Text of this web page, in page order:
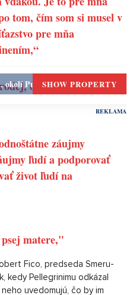
v prvom či druhom kole
Schuster v rozhodujúcom
Len pre porovnanie
triumf v roku 2004 len 1 079
% 1 240 047 hlasov, čo
kolách stačilo na
po triumfe vo voľbách
emócie.
chcú mať za
vami predstupujem s
Je to pre mňa
tom, čím som si musel v
okolí Prahy - 298m, Okolí
SHOW PROPERTY